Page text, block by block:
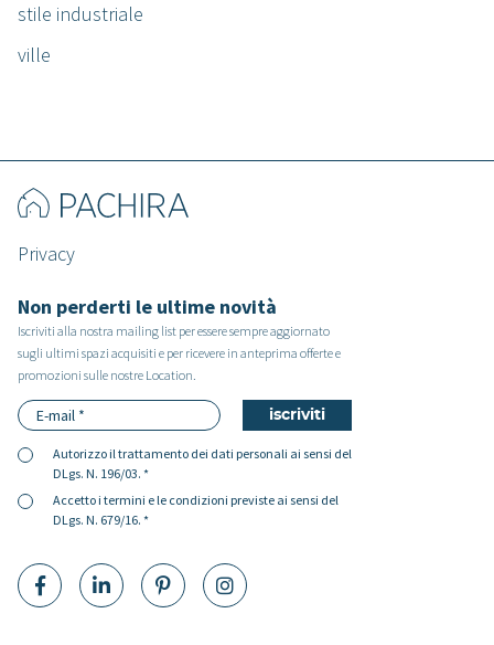
stile industriale
ville
Privacy
Non perderti le ultime novità
Iscriviti alla nostra mailing list per essere sempre aggiornato
sugli ultimi spazi acquisiti e per ricevere in anteprima offerte e
promozioni sulle nostre Location.
Autorizzo iltrattamento dei dati personali ai sensi del
DLgs. N. 196/03. *
Accetto i termini e le condizioni previste ai sensi del
DLgs. N. 679/16. *